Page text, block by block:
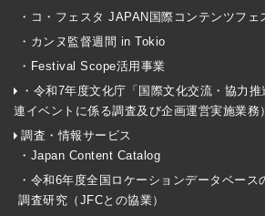
・コ・フェスタ JAPAN国際コンテンツフェ
・カンヌ監督週間 in Tokio
・Festival Scope活用事業
・令和7年度文化庁「国際文化交流・協力
連イベントに係る調査及び企画運営実施業務）
調査・情報サービス
・Japan Content Catalog
・令和6年度全国ロケーションデータベー
調査研究（JFCとの協業）